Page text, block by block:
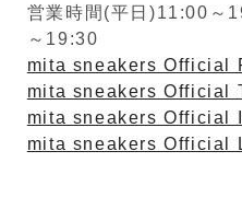
営業時間(平日)11:00～
～19:30
mita sneakers Official
mita sneakers Official
mita sneakers Official
mita sneakers Official